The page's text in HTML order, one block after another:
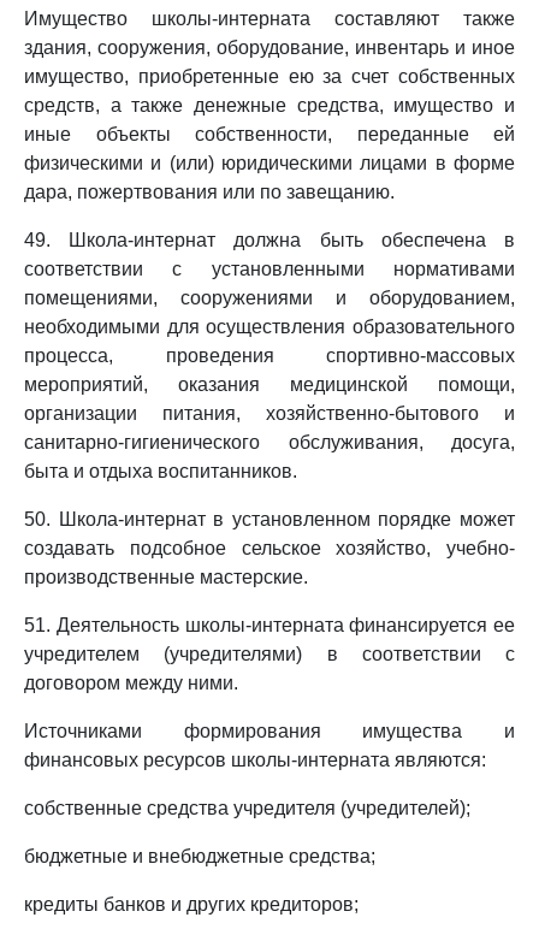
Имущество школы-интерната составляют также
здания, сооружения, оборудование, инвентарь и иное
имущество, приобретенные ею за счет собственных
средств, а также денежные средства, имущество и
иные объекты собственности, переданные ей
физическими и (или) юридическими лицами в форме
дара, пожертвования или по завещанию.
49. Школа-интернат должна быть обеспечена в
соответствии с установленными нормативами
помещениями, сооружениями и оборудованием,
необходимыми для осуществления образовательного
процесса, проведения спортивно-массовых
мероприятий, оказания медицинской помощи,
организации питания, хозяйственно-бытового и
санитарно-гигиенического обслуживания, досуга,
быта и отдыха воспитанников.
50. Школа-интернат в установленном порядке может
создавать подсобное сельское хозяйство, учебно-
производственные мастерские.
51. Деятельность школы-интерната финансируется ее
учредителем (учредителями) в соответствии с
договором между ними.
Источниками формирования имущества и
финансовых ресурсов школы-интерната являются:
собственные средства учредителя (учредителей);
бюджетные и внебюджетные средства;
кредиты банков и других кредиторов;